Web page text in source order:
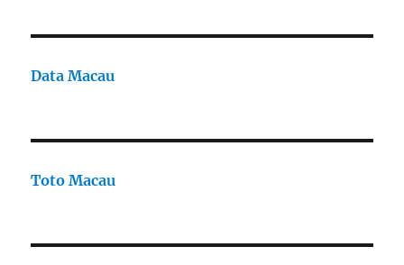
Data Macau
Toto Macau